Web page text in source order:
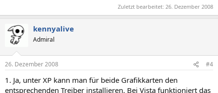
Zuletzt bearbeitet: 26. Dezember 2008
kennyalive
Admiral
26. Dezember 2008 #4
1. Ja, unter XP kann man für beide Grafikkarten den
entsprechenden Treiber installieren. Bei Vista funktioniert das